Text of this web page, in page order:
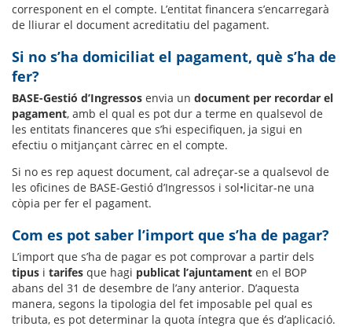
corresponent en el compte. L’entitat financera s’encarregarà
de lliurar el document acreditatiu del pagament.
Si no s’ha domiciliat el pagament, què s’ha de
fer?
BASE-Gestió d’Ingressos envia un document per recordar el
pagament, amb el qual es pot dur a terme en qualsevol de
les entitats financeres que s’hi especifiquen, ja sigui en
efectiu o mitjançant càrrec en el compte.
Si no es rep aquest document, cal adreçar-se a qualsevol de
les oficines de BASE-Gestió d’Ingressos i sol•licitar-ne una
còpia per fer el pagament.
Com es pot saber l’import que s’ha de pagar?
L’import que s’ha de pagar es pot comprovar a partir dels
tipus i tarifes que hagi publicat l’ajuntament en el BOP
abans del 31 de desembre de l’any anterior. D’aquesta
manera, segons la tipologia del fet imposable pel qual es
tributa, es pot determinar la quota íntegra que és d’aplicació.